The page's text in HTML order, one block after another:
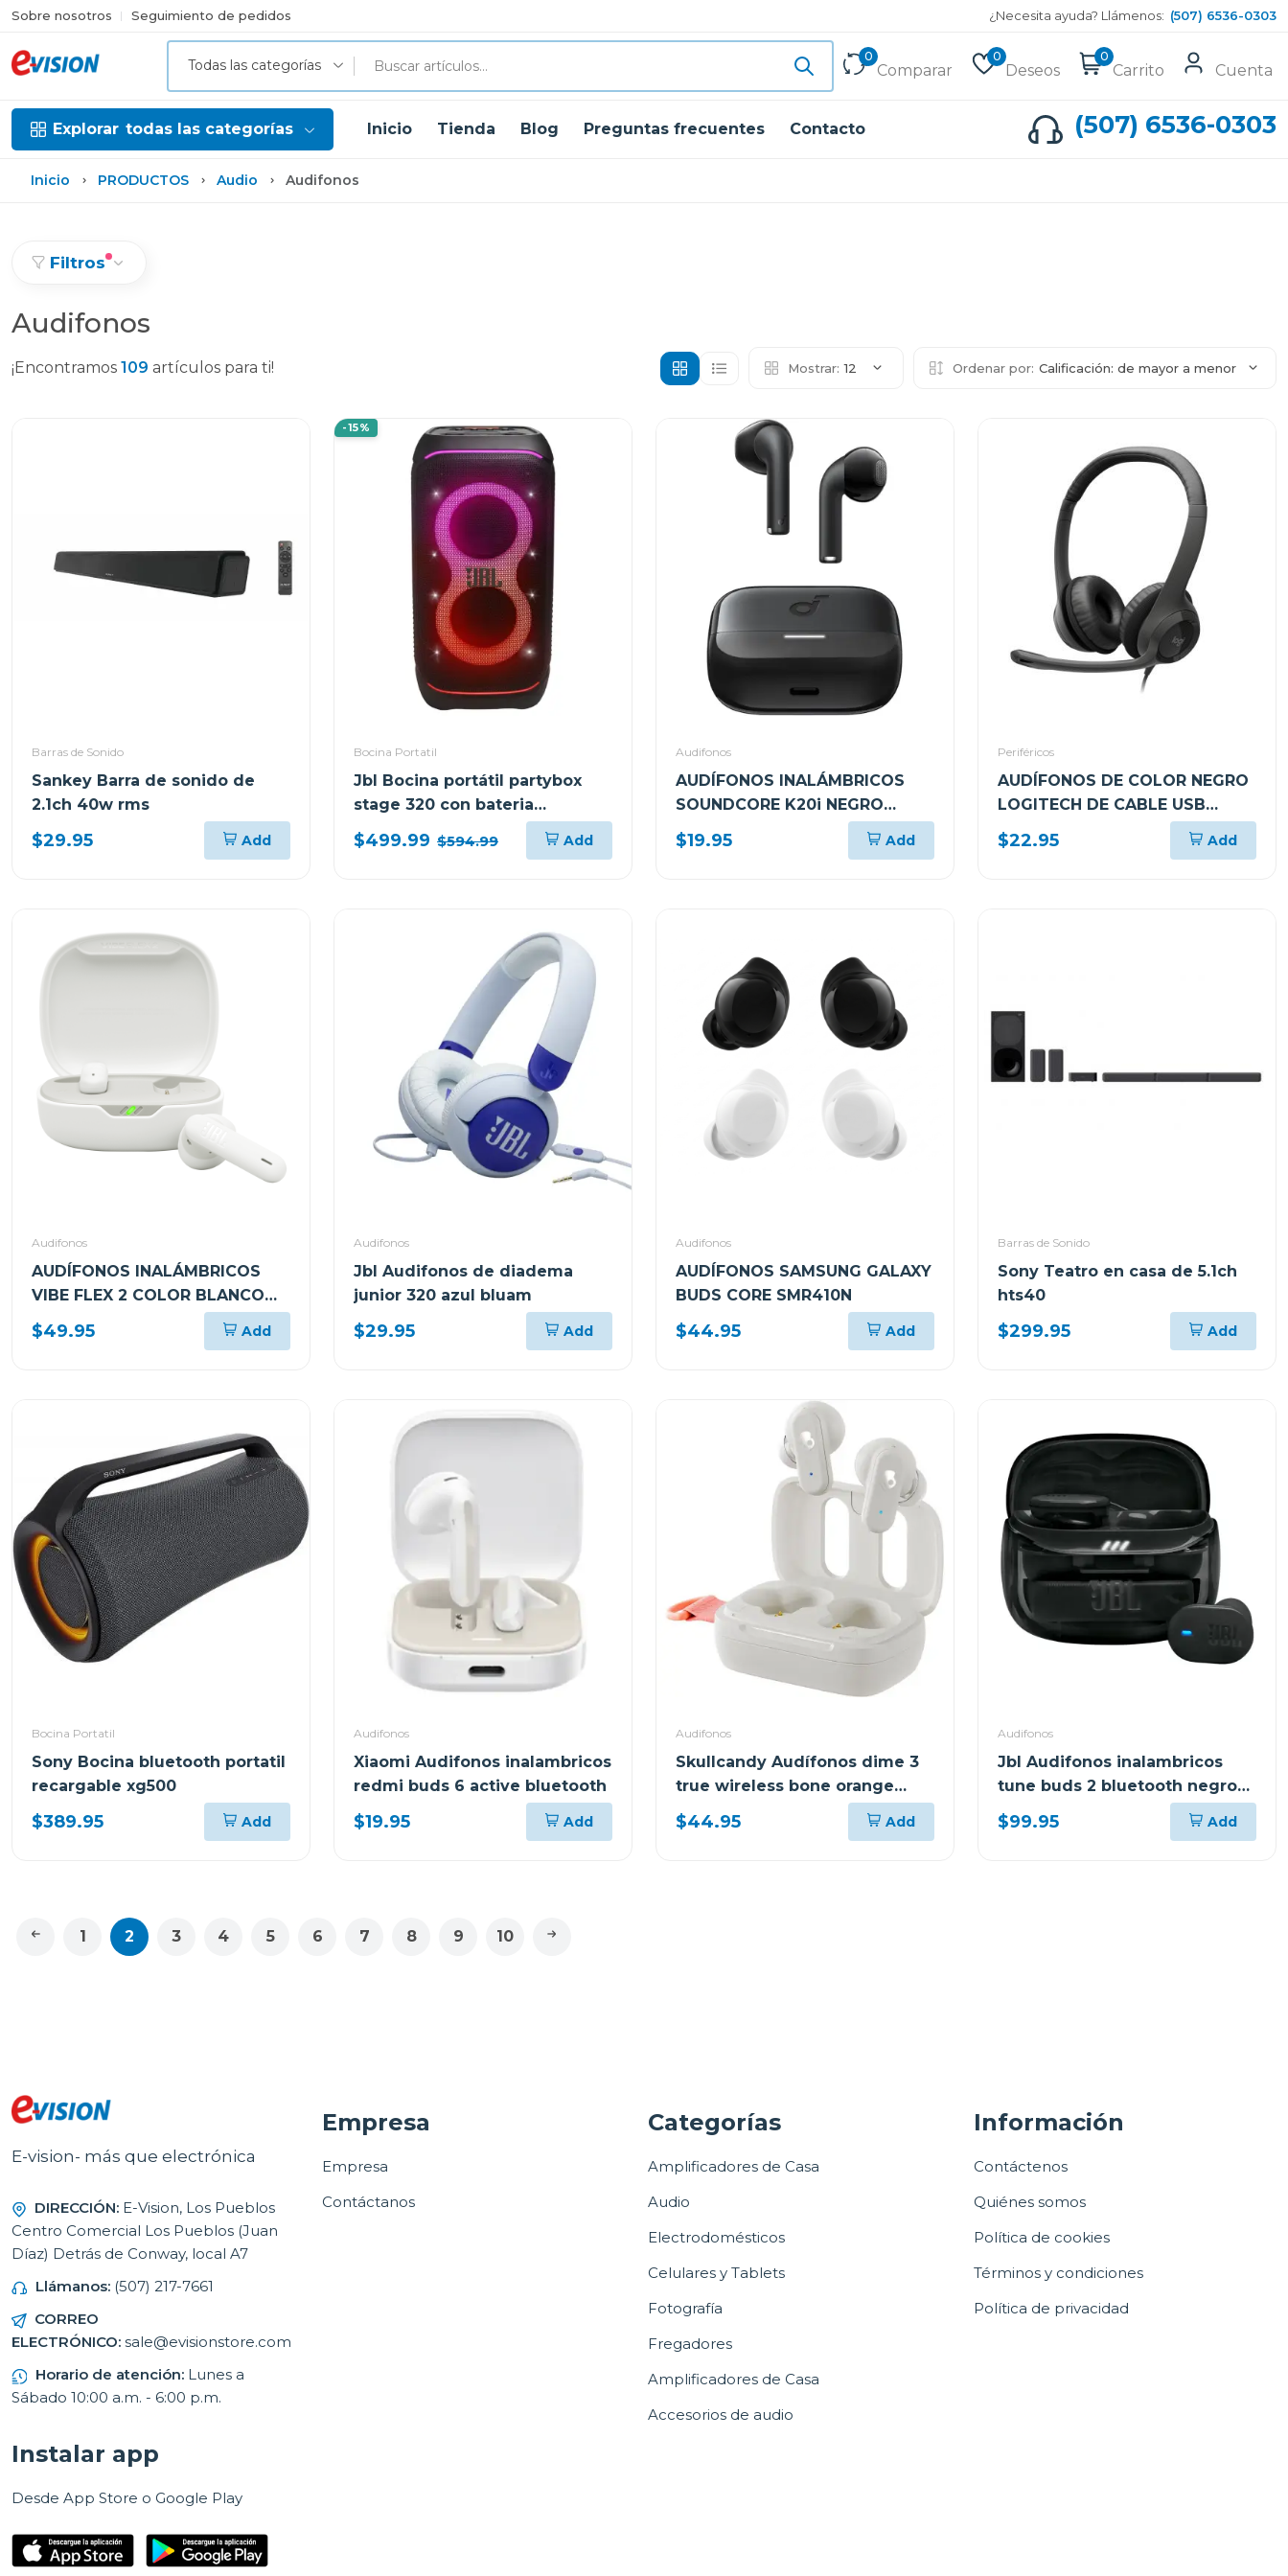
Sobre nosotros Seguimiento de pedidos ¿Necesita ayuda? Llámenos: (507) 6536-0303
Todas las categorías
0
Comparar
0
Deseos
0
Carrito Cuenta
Explorar todas las categorías Inicio Tienda Blog Preguntas frecuentes Contacto (507) 6536-0303
Inicio PRODUCTOS Audio Audifonos
Filtros
Audifonos
¡Encontramos 109 artículos para ti! Mostrar: 12 Ordenar por: Calificación: de mayor a menor
Barras de Sonido
Sankey Barra de sonido de
2.1ch 40w rms
$29.95 Add
-15%
Bocina Portatil
Jbl Bocina portátil partybox
stage 320 con bateria
recargable
$499.99 $594.99 Add
Audifonos
AUDÍFONOS INALÁMBRICOS
SOUNDCORE K20i NEGRO
A3994Z11
$19.95 Add
Periféricos
AUDÍFONOS DE COLOR NEGRO
LOGITECH DE CABLE USB
TIPO-A CON MICROFONO PARA
COMPUTADORAS H390
$22.95 Add
Audifonos
AUDÍFONOS INALÁMBRICOS
VIBE FLEX 2 COLOR BLANCO
VFLEX2WHTA
$49.95 Add
Audifonos
Jbl Audifonos de diadema
junior 320 azul bluam
$29.95 Add
Audifonos
AUDÍFONOS SAMSUNG GALAXY
BUDS CORE SMR410N
$44.95 Add
Barras de Sonido
Sony Teatro en casa de 5.1ch
hts40
$299.95 Add
Bocina Portatil
Sony Bocina bluetooth portatil
recargable xg500
$389.95 Add
Audifonos
Xiaomi Audifonos inalambricos
redmi buds 6 active bluetooth
$19.95 Add
Audifonos
Skullcandy Audífonos dime 3
true wireless bone orange
glow r951
$44.95 Add
Audifonos
Jbl Audifonos inalambricos
tune buds 2 bluetooth negro
ghost tbuds2
$99.95 Add
1 2 3 4 5 6 7 8 9 10
E-vision- más que electrónica
DIRECCIÓN: E-Vision, Los Pueblos
Centro Comercial Los Pueblos (Juan
Díaz) Detrás de Conway, local A7
Llámanos: (507) 217-7661
CORREO
ELECTRÓNICO: sale@evisionstore.com
Horario de atención: Lunes a
Sábado 10:00 a.m. - 6:00 p.m.
Empresa
Empresa
Contáctanos
Categorías
Amplificadores de Casa
Audio
Electrodomésticos
Celulares y Tablets
Fotografía
Fregadores
Amplificadores de Casa
Accesorios de audio
Información
Contáctenos
Quiénes somos
Política de cookies
Términos y condiciones
Política de privacidad
Instalar app
Desde App Store o Google Play